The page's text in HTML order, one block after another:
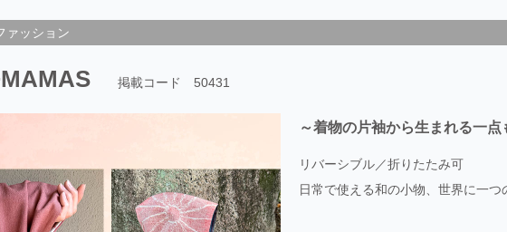
ァッション
掲載コード 50431
～着物の片袖から生まれる一点
リバーシブル／折りたたみ可
日常で使える和の小物、世界に一つ